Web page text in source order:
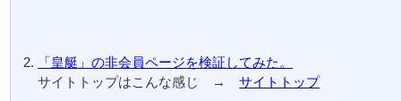
「皇艇」の非会員ページを検証してみた。
サイトトップはこんな感じ →サイトトップ